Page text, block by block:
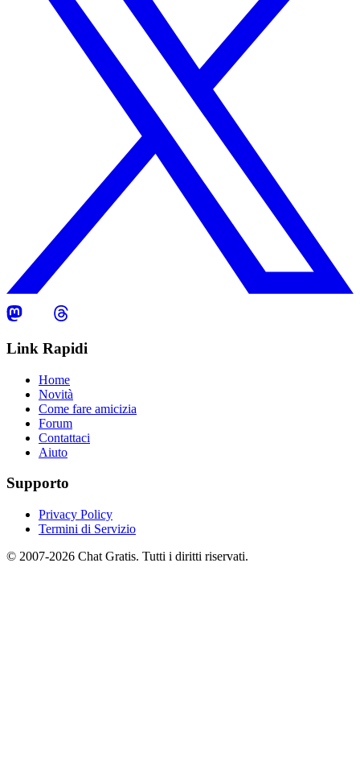
Link Rapidi
Home
Novità
Come fare amicizia
Forum
Contattaci
Aiuto
Supporto
Privacy Policy
Termini di Servizio
© 2007-2026 Chat Gratis. Tutti i diritti riservati.